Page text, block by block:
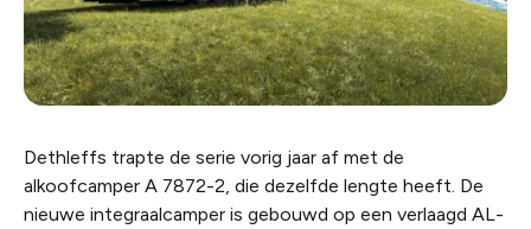
Dethleffs trapte de serie vorig jaar af met de
alkoofcamper A 7872-2, die dezelfde lengte heeft. De
nieuwe integraalcamper is gebouwd op een verlaagd AL-